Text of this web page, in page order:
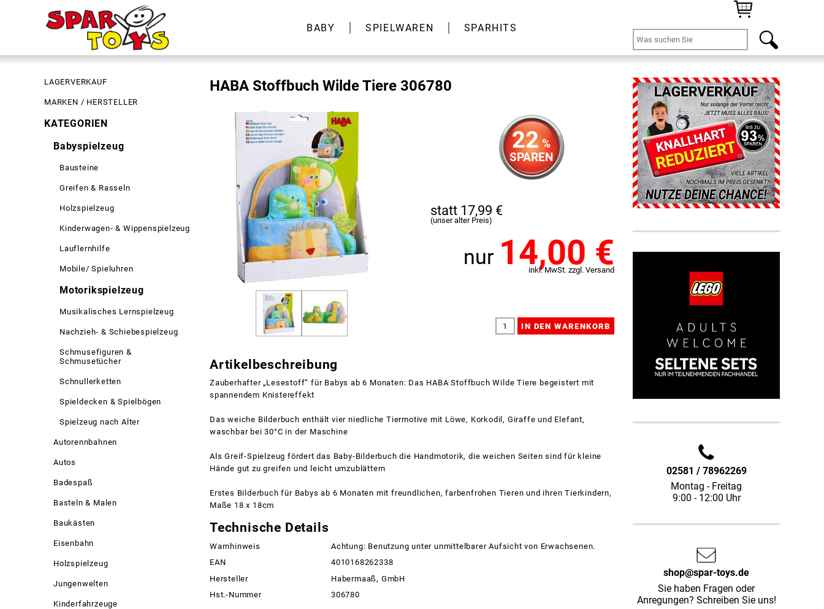
BABY SPIELWAREN SPARHITS
LAGERVERKAUF
MARKEN / HERSTELLER
KATEGORIEN
Babyspielzeug
Bausteine
Greifen & Rasseln
Holzspielzeug
Kinderwagen- & Wippenspielzeug
Lauflernhilfe
Mobile/ Spieluhren
Motorikspielzeug
Musikalisches Lernspielzeug
Nachzieh- & Schiebespielzeug
Schmusefiguren &
Schmusetücher
Schnullerketten
Spieldecken & Spielbögen
Spielzeug nach Alter
Autorennbahnen
Autos
Badespaß
Basteln & Malen
Baukästen
Eisenbahn
Holzspielzeug
Jungenwelten
Kinderfahrzeuge
HABA Stoffbuch Wilde Tiere 306780
22 %
SPAREN
statt 17,99 €
(unser alter Preis)
nur 14,00 €
inkl. MwSt. zzgl. Versand
Artikelbeschreibung
Zauberhafter „Lesestoff“ für Babys ab 6 Monaten: Das HABA Stoffbuch Wilde Tiere begeistert mit
spannendem Knistereffekt
Das weiche Bilderbuch enthält vier niedliche Tiermotive mit Löwe, Korkodil, Giraffe und Elefant,
waschbar bei 30°C in der Maschine
Als Greif-Spielzeug fördert das Baby-Bilderbuch die Handmotorik, die weichen Seiten sind für kleine
Hände gut zu greifen und leicht umzublättern
Erstes Bilderbuch für Babys ab 6 Monaten mit freundlichen, farbenfrohen Tieren und ihren Tierkindern,
Maße 18 x 18cm
Technische Details
Warnhinweis
Achtung: Benutzung unter unmittelbarer Aufsicht von Erwachsenen.
EAN
4010168262338
Hersteller
Habermaaß, GmbH
Hst.-Nummer
306780
02581 / 78962269
Montag - Freitag
9:00 - 12:00 Uhr
shop@spar-toys.de
Sie haben Fragen oder
Anregungen? Schreiben Sie uns!